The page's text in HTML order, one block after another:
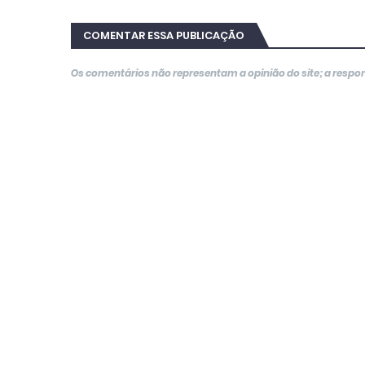
COMENTAR ESSA PUBLICAÇÃO
Os comentários não representam a opinião do site; a